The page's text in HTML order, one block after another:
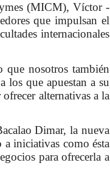
(MICM), Víctor -
que impulsan el
internacionales
nosotros también
los que apuestan a su
alternativas a la
Dimar, la nueva
iniciativas como ésta
para ofrecerla a